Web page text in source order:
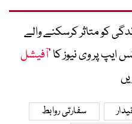
کو متاثر کرسکنے والے
پر وی نیوز کا ’آفیشل
سفارتی روابط